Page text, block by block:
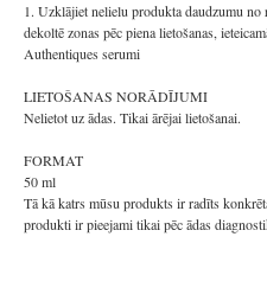
1. Uzklājiet nelielu produkta daudzumu
dekoltē zonas pēc piena lietošanas,
Authentiques serumi
LIETOŠANAS NORĀDĪJUMI
Nelietot uz ādas. Tikai ārējai lietošanai.
FORMAT
50 ml
Tā kā katrs mūsu produkts ir radīts
produkti ir pieejami tikai pēc ādas